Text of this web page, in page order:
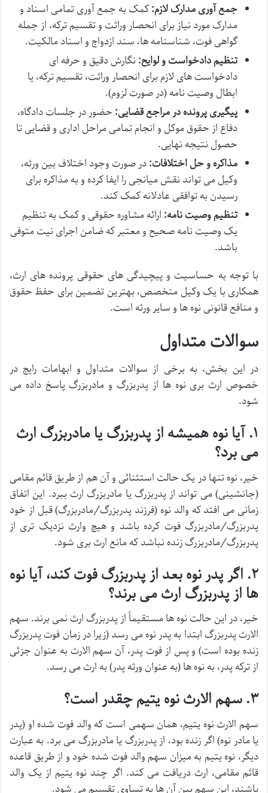
جمع آوری مدارک لازم:کمک به جمع آوری تمامی اسناد و
مدارک مورد نیاز برای انحصار وراثت و تقسیم ترکه، از جمله
گواهی فوت، شناسنامه ها، سند ازدواج و اسناد مالکیت.
تنظیم دادخواست و لوایح: نگارش دقیق و حرفه ای
دادخواست های لازم برای انحصار وراثت، تقسیم ترکه، یا
ابطال وصیت نامه (در صورت لزوم).
پیگیری پرونده در مراجع قضایی: حضور در جلسات دادگاه،
دفاع از حقوق موکل و انجام تمامی مراحل اداری و قضایی تا
حصول نتیجه نهایی.
مذاکره و حل اختلافات:در صورت وجود اختلاف بین ورثه،
وکیل می تواند نقش میانجی را ایفا کرده و به مذاکره برای
رسیدن به توافقی عادلانه کمک کند.
تنظیم وصیت نامه: ارائه مشاوره حقوقی و کمک به تنظیم
یک وصیت نامه صحیح و معتبر که ضامن اجرای نیت متوفی
باشد.
با توجه به حساسیت و پیچیدگی های حقوقی پرونده های ارث،
همکاری با یک وکیل متخصص، بهترین تضمین برای حفظ حقوق
و منافع قانونی نوه ها و سایر ورثه است.
سوالات متداول
در این بخش، به برخی از سوالات متداول و ابهامات رایج در
خصوص ارث بری نوه ها از پدربزرگ و مادربزرگ پاسخ داده می
شود.
۱. آیا نوه همیشه از پدربزرگ یا مادربزرگ ارث
می برد؟
خیر، نوه تنها در یک حالت استثنائی و آن هم از طریق قائم مقامی
(جانشینی) می تواند از پدربزرگ یا مادربزرگ ارث ببرد. این اتفاق
زمانی می افتد که والد نوه (فرزند پدربزرگ/مادربزرگ) قبل از خود
پدربزرگ/مادربزرگ فوت کرده باشد و هیچ وارث نزدیک تری از
پدربزرگ/مادربزرگ زنده نباشد که مانع ارث بری شود.
۲. اگر پدر نوه بعد از پدربزرگ فوت کند، آیا نوه
ها از پدربزرگ ارث می برند؟
خیر، در این حالت نوه ها مستقیماً از پدربزرگ ارث نمی برند. سهم
الارث پدربزرگ ابتدا به پدر نوه می رسد (زیرا در زمان فوت پدربزرگ
زنده بوده است) و پس از فوت پدر، آن سهم الارث به عنوان جزئی
از ترکه پدر، به نوه ها (به عنوان ورثه پدر) به ارث می رسد.
۳. سهم الارث نوه یتیم چقدر است؟
سهم الارث نوه یتیم، همان سهمی است که والد فوت شده او (پدر
یا مادر نوه) اگر زنده بود، از پدربزرگ یا مادربزرگ می برد. به عبارت
دیگر، نوه یتیم به میزان سهم والد فوت شده خود و از طریق قاعده
قائم مقامی، ارث دریافت می کند. اگر چند نوه یتیم از یک والد
باشند، این سهم بین آن ها به تساوی تقسیم می شود.